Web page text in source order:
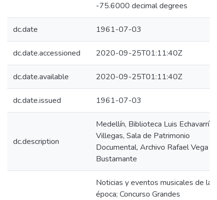
-75.6000 decimal degrees
dc.date 1961-07-03
dc.date.accessioned 2020-09-25T01:11:40Z
dc.date.available 2020-09-25T01:11:40Z
dc.date.issued 1961-07-03
dc.description
Medellín, Biblioteca Luis Echavarría
Villegas, Sala de Patrimonio
Documental, Archivo Rafael Vega
Bustamante
Noticias y eventos musicales de la
época; Concurso Grandes